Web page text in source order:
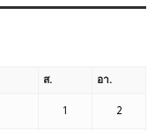
ส. อา.
1 2